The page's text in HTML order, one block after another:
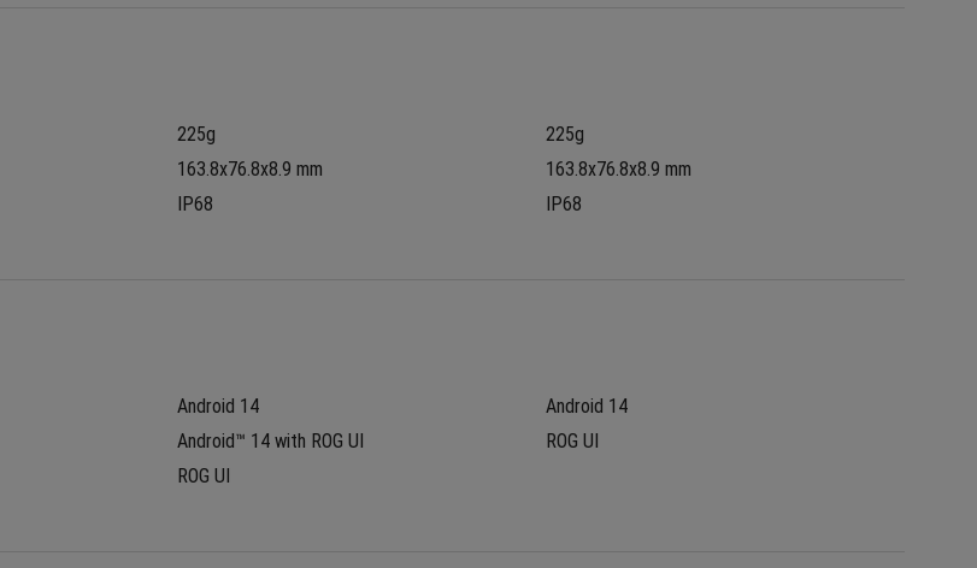
225g
163.8x76.8x8.9 mm
IP68
225g
163.8x76.8x8.9 mm
IP68
Android 14
Android™ 14 with ROG UI
ROG UI
Android 14
ROG UI